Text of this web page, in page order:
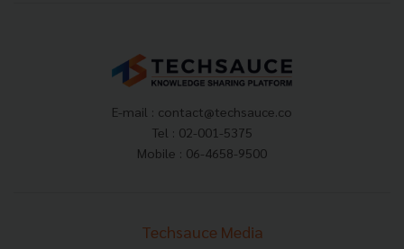
E-mail : contact@techsauce.co
Tel : 02-001-5375
Mobile : 06-4658-9500
Techsauce Media